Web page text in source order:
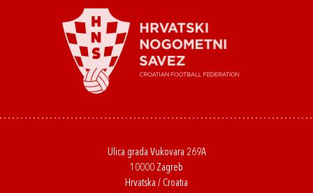
Ulica grada Vukovara 269A
10000 Zagreb
Hrvatska / Croatia